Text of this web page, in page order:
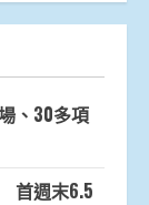
、30多項
首週末6.5